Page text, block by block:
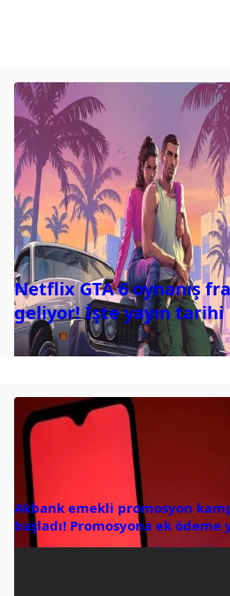
Netflix GTA 6 oynanış
geliyor! İşte yayın tarihi
Akbank emekli promosyon
başladı! Promosyona ek ödeme